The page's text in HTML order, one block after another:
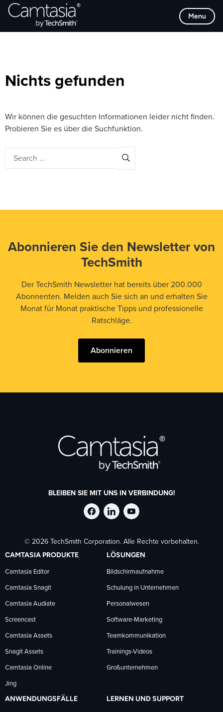
Direkt
zum
Menu
Browse Categories
Nichts gefunden
Wir können die gesuchten Informationen leider nicht finden.
Probieren Sie es über die Suchfunktion.
Abonnieren Sie den Newsletter von
TechSmith
Der TechSmith Newsletter hat bereits über 200.000
Abonnenten. Melden auch Sie sich an und erhalten Sie
Monat für Monat praktische Tipps und professionelle
Ratschläge.
Abonnieren
BLEIBEN SIE MIT UNS IN VERBINDUNG!
TechSmith
auf
Facebook
folgen
TechSmith
auf
LinkedIn
folgen
TechSmith
auf
YouTube
folgen
© 2026 TechSmith Corporation. Alle Rechte vorbehalten.
CAMTASIA PRODUKTE
Camtasia Editor
Camtasia Snagit
Camtasia Audiate
Screencast
Camtasia Assets
Snagit Assets
Camtasia Online
Jing
LÖSUNGEN
Bildschirmaufnahme
Schulung in Unternehmen
Personalwesen
Software-Marketing
Teamkommunikation
Trainings-Videos
Großunternehmen
ANWENDUNGSFÄLLE LERNEN UND SUPPORT